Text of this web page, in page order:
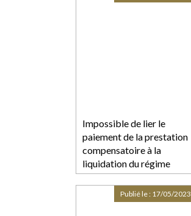
Impossible de lier le
paiement de la prestation
compensatoire à la
liquidation du régime
matrimonial
Publié le : 17/05/2023